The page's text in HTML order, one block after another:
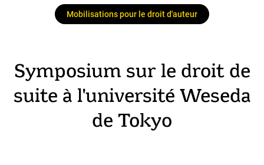
Mobilisations pour le droit d'auteur
Symposium sur le droit de
suite à l'université Weseda
de Tokyo